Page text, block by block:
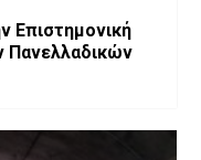
Επιστημονική
Πανελλαδικών